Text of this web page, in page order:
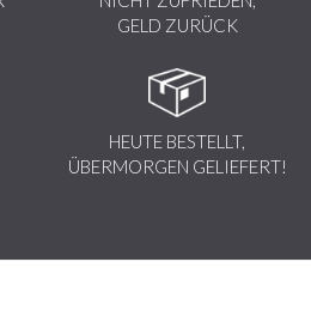
GELD ZURÜCK
HEUTE BESTELLT,
ÜBERMORGEN GELIEFERT!